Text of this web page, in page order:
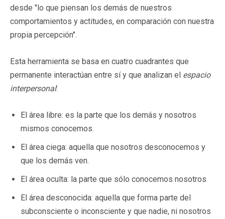
desde "lo que piensan los demás de nuestros
comportamientos y actitudes, en comparación con nuestra
propia percepción".
Esta herramienta se basa en cuatro cuadrantes que
permanente interactúan entre sí y que analizan el espacio
interpersonal:
El área libre: es la parte que los demás y nosotros
mismos conocemos.
El área ciega: aquella que nosotros desconocemos y
que los demás ven.
El área oculta: la parte que sólo conocemos nosotros
El área desconocida: aquella que forma parte del
subconsciente o inconsciente y que nadie, ni nosotros